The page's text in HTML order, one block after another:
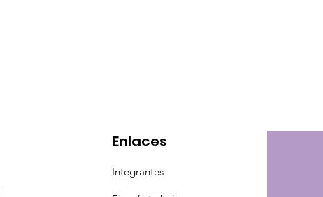
Enlaces
Integrantes